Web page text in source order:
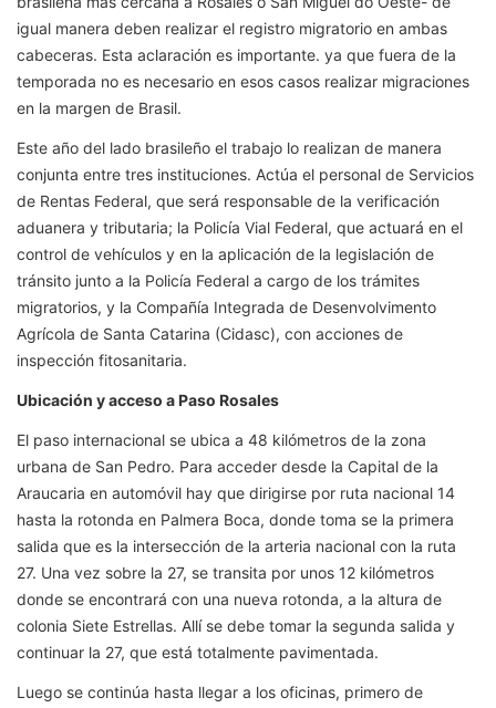
igual manera deben realizar el registro migratorio en ambas
cabeceras. Esta aclaración es importante. ya que fuera de la
temporada no es necesario en esos casos realizar migraciones
en la margen de Brasil.
Este año del lado brasileño el trabajo lo realizan de manera
conjunta entre tres instituciones. Actúa el personal de Servicios
de Rentas Federal, que será responsable de la verificación
aduanera y tributaria; la Policía Vial Federal, que actuará en el
control de vehículos y en la aplicación de la legislación de
tránsito junto a la Policía Federal a cargo de los trámites
migratorios, y la Compañía Integrada de Desenvolvimento
Agrícola de Santa Catarina (Cidasc), con acciones de
inspección fitosanitaria.
Ubicación y acceso a Paso Rosales
El paso internacional se ubica a 48 kilómetros de la zona
urbana de San Pedro. Para acceder desde la Capital de la
Araucaria en automóvil hay que dirigirse por ruta nacional 14
hasta la rotonda en Palmera Boca, donde toma se la primera
salida que es la intersección de la arteria nacional con la ruta
27. Una vez sobre la 27, se transita por unos 12 kilómetros
donde se encontrará con una nueva rotonda, a la altura de
colonia Siete Estrellas. Allí se debe tomar la segunda salida y
continuar la 27, que está totalmente pavimentada.
Luego se continúa hasta llegar a los oficinas, primero de